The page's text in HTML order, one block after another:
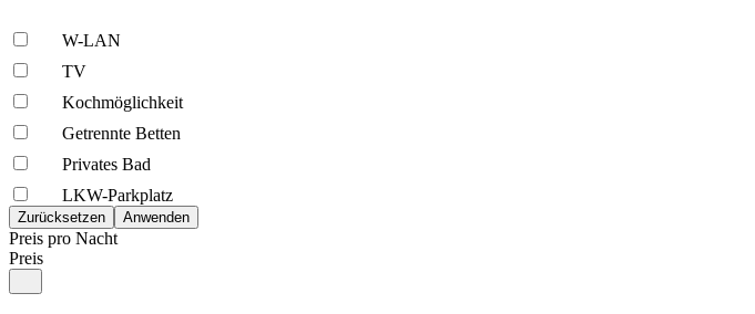
W-LAN
TV
Kochmöglich­keit
Getrennte Betten
Privates Bad
LKW-Parkplatz
Preis pro Nacht
Preis